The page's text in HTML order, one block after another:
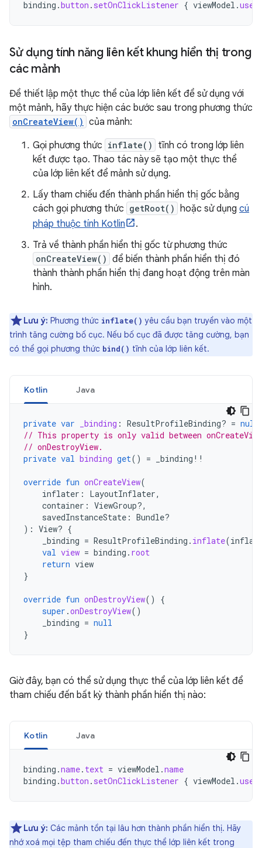
binding .button . setOnClickListener { viewModel .
Sử dụng tính năng liên kết khung hiển thị trong
các mảnh
Để thiết lập một thực thể của lớp liên kết để sử dụng với
một mảnh, hãy thực hiện các bước sau trong phương thức
onCreateView() của mảnh:
Gọi phương thức inflate()
tĩnh có trong lớp liên
kết được tạo. Thao tác này sẽ tạo một thực thể
của lớp liên kết để mảnh sử dụng.
Lấy tham chiếu đến thành phần hiển thị gốc bằng
cách gọi phương thức getRoot() hoặc sử dụng cú
pháp thuộc tính Kotlin
.
Trả về thành phần hiển thị gốc từ phương thức
onCreateView() để biến thành phần hiển thị đó
thành thành phần hiển thị đang hoạt động trên màn
hình.
Lưu ý: Phương thức inflate() yêu cầu bạn truyền vào một
trình tăng cường bố cục. Nếu bố cục đã được tăng cường, bạn
có thể gọi phương thức bind() tĩnh của lớp liên kết.
Kotlin Java
private var _binding : ResultProfileBinding? = null
// This property is only valid between
// onDestroyView.
private val binding get() = _binding !!
override fun onCreateView(
inflater : LayoutInflater,
container : ViewGroup?,
savedInstanceState : Bundle?
): View? {
_binding = ResultProfileBinding . inflate(
val view = binding . root
return view
}
override fun onDestroyView()
{
super .onDestroyView()
_binding = null
}
Giờ đây, bạn có thể sử dụng thực thể của lớp liên kết để
tham chiếu đến bất kỳ thành phần hiển thị nào:
Kotlin Java
binding .name. text = viewModel .name
binding .button . setOnClickListener { viewModel .
Lưu ý: Các mảnh tồn tại lâu hơn thành phần hiển thị. Hãy
nhớ xoá mọi tệp tham chiếu đến thực thể lớp liên kết trong